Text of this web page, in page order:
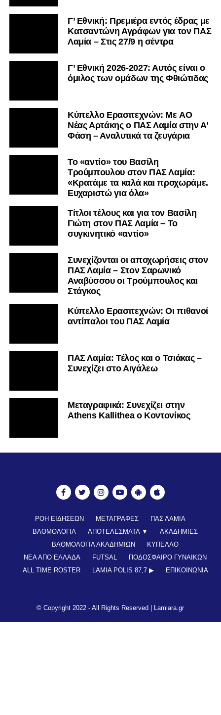
Γ’ Εθνική: Πρεμιέρα εντός έδρας με
Κατσαντώνη Αγράφων για τον ΠΑΣ
Λαμία – Στις 27/9 η σέντρα
Γ’ Εθνική 2026-2027: Αυτός είναι ο
όμιλος των ομάδων της Φθιώτιδας
Kύπελλο Ερασιτεχνών: Με AO
Nέας Αρτάκης ο ΠΑΣ Λαμία στην Α’
Φάση – Αναλυτικά τα ζευγάρια
Το «αντίο» του Βασίλη
Τρούμπουλου στον ΠΑΣ Λαμία:
«Κρατάμε τα καλά και προχωράμε.
Ευχαριστώ για όλα»
Τίτλοι τέλους και για τον Βασίλη
Γιώτη στον ΠΑΣ Λαμία – Το
συγκινητικό «αντίο»
Συνεχίζονται οι αποχωρήσεις στον
ΠΑΣ Λαμία – Στον Σαρωνικό
Αναβύσσου οι Τρούμπουλος και
Στάγκος
Κύπελλο Ερασιτεχνών: Οι πιθανοί
αντίπαλοι του ΠΑΣ Λαμία
ΠΑΣ Λαμία: Τέλος και ο Τσιάκας –
Συνεχίζει στο Αιγάλεω
Mεταγραφικά: Συνεχίζει στην
Athens Kallithea ο Κοντονίκος
ΡΟΗ ΕΙΔΗΣΕΩΝ ΜΕΤΑΓΡΑΦΕΣ
ΠΑΣ ΛΑΜΙΑ
ΒΑΘΜΟΛΟΓΙΑ
ΑΠΟΤΕΛΕΣΜΑΤΑ ▼
ΑΚΑΔΗΜΙΕΣ
ΒΑΘΜΟΛΟΓΙΑ ΑΚΑΔΗΜΙΩΝ
ΚΥΠΕΛΛΟ
ΝΕΑ ΑΠΟ ΕΛΛΑΔΑ
FUTSAL
ΠΟΔΟΣΦΑΙΡΟ ΓΥΝΑΙΚΩΝ
ALL TIME ROSTER
LAMIA POLIS 87,7 ▶︎ ΕΠΙΚΟΙΝΩΝΊΑ
© Copyright 2022 - All Rights Reserved | Lamiara.gr